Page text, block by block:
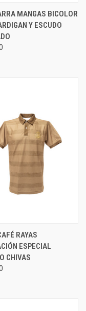
MANGAS BICOLOR
Y ESCUDO
RAYAS
ESPECIAL
CHIVAS